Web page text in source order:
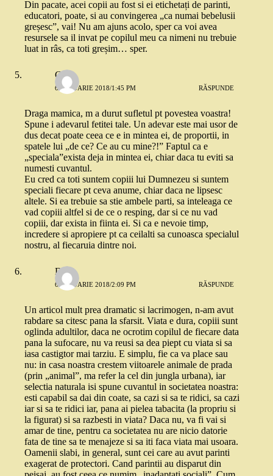
Din pacate, acei copii au fost si ei etichetați de parinti,
educatori, poate, si au convingerea „ca numai bebelusii
greșesc”, vai! Nu am ajuns acolo, sper ca voi avea
resursele sa il invat pe copilul meu ca nimeni nu trebuie
luat in râs, ca toti greșim… sper.
Geo
6 IANUARIE 2018/1:45 PM RĂSPUNDE
Draga mamica, m a durut sufletul pt povestea voastra!
Spune i adevarul fetitei tale. Un adevar este mai usor de
dus decat poate ceea ce e in mintea ei, de proportii, in
spatele lui „de ce? Ce au cu mine?!” Faptul ca e
„speciala”exista deja in mintea ei, chiar daca tu eviti sa
numesti cuvantul.
Eu cred ca toti suntem copiii lui Dumnezeu si suntem
speciali fiecare pt ceva anume, chiar daca ne lipsesc
altele. Si ea trebuie sa stie ambele parti, sa inteleaga ce
vad copiii altfel si de ce o resping, dar si ce nu vad
copiii, dar exista in fiinta ei. Si ca e nevoie timp,
incredere si apropiere pt ca ceilalti sa cunoasca specialul
nostru, al fiecaruia dintre noi.
Deea
6 IANUARIE 2018/2:09 PM RĂSPUNDE
Un articol mult prea dramatic si lacrimogen, n-am avut
rabdare sa citesc pana la sfarsit. Viata e dura, copiii sunt
oglinda adultilor, daca ne ocrotim copilul de fiecare data
pana la sufocare, nu va reusi sa dea piept cu viata si sa
iasa castigtor mai tarziu. E simplu, fie ca va place sau
nu: in casa noastra crestem viitoarele animale de prada
(prin „animal”, ma refer la cel din jungla urbana), iar
selectia naturala isi spune cuvantul in societatea noastra:
esti capabil sa dai din coate, sa cazi si sa te ridici, sa cazi
iar si sa te ridici iar, pana ai pielea tabacita (la propriu si
la figurat) si sa razbesti in viata? Daca nu, va fi vai si
amar de tine, pentru ca societatea nu are nicio datorie
fata de tine sa te menajeze si sa iti faca viata mai usoara.
Oamenii slabi, in general, sunt cei care au avut parinti
exagerat de protectori. Cand parintii au disparut din